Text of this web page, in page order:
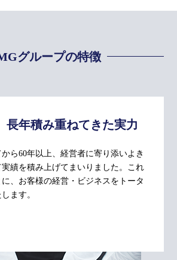
グループの特徴
長年積み重ねてきた実力
ら60年以上、経営者に寄り添いよき
績を積み上げてまいりました。これ
、お客様の経営・ビジネスをトータ
ます。